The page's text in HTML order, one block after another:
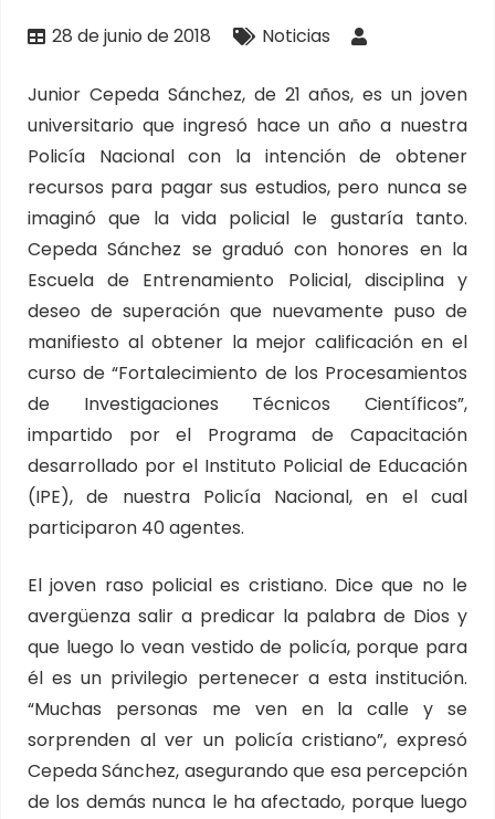
28 de junio de 2018 Noticias
Junior Cepeda Sánchez, de 21 años, es un joven
universitario que ingresó hace un año a nuestra
Policía Nacional con la intención de obtener
recursos para pagar sus estudios, pero nunca se
imaginó que la vida policial le gustaría tanto.
Cepeda Sánchez se graduó con honores en la
Escuela de Entrenamiento Policial, disciplina y
deseo de superación que nuevamente puso de
manifiesto al obtener la mejor calificación en el
curso de “Fortalecimiento de los Procesamientos
de Investigaciones Técnicos Científicos”,
impartido por el Programa de Capacitación
desarrollado por el Instituto Policial de Educación
(IPE), de nuestra Policía Nacional, en el cual
participaron 40 agentes.
El joven raso policial es cristiano. Dice que no le
avergüenza salir a predicar la palabra de Dios y
que luego lo vean vestido de policía, porque para
él es un privilegio pertenecer a esta institución.
“Muchas personas me ven en la calle y se
sorprenden al ver un policía cristiano”, expresó
Cepeda Sánchez, asegurando que esa percepción
de los demás nunca le ha afectado, porque luego